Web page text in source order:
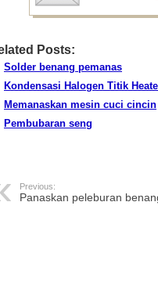
Posts:
Solder benang pemanas
Kondensasi Halogen Titik
Memanaskan mesin cuci cincin
Pembubaran seng
Previous:
Panaskan peleburan